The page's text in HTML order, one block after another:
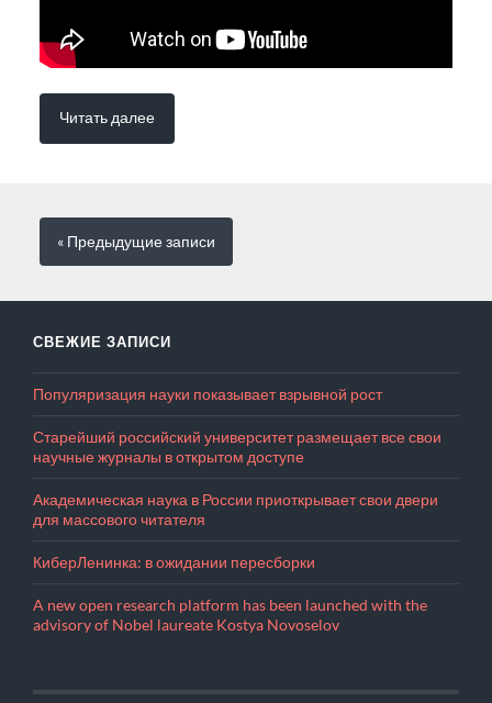
Читать далее
« Предыдущиезаписи
СВЕЖИЕ ЗАПИСИ
Популяризация науки показывает взрывной рост
Старейший российский университет размещает все свои
научные журналы в открытом доступе
Академическая наука в России приоткрывает свои двери
для массового читателя
КиберЛенинка: в ожидании пересборки
A new open research platform has been launched with the
advisory of Nobel laureate Kostya Novoselov